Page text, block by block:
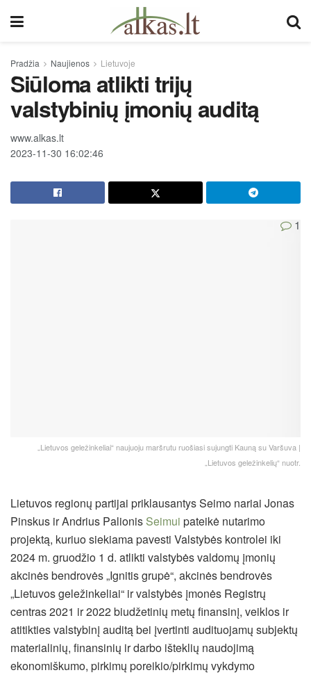
Pradžia Naujienos Lietuvoje
Siūloma atlikti trijų
valstybinių įmonių auditą
www.alkas.lt
2023-11-30 16:02:46
1
„Lietuvos geležinkeliai“ naujuoju maršrutu ruošiasi sujungti Kauną su Varšuva |
„Lietuvos geležinkelių“ nuotr.
Lietuvos regionų partijai priklausantys Seimo nariai Jonas
Pinskus ir Andrius Palionis Seimui pateikė nutarimo
projektą, kuriuo siekiama pavesti Valstybės kontrolei iki
2024 m. gruodžio 1 d. atlikti valstybės valdomų įmonių
akcinės bendrovės „Ignitis grupė“, akcinės bendrovės
„Lietuvos geležinkeliai“ ir valstybės įmonės Registrų
centras 2021 ir 2022 biudžetinių metų finansinį, veiklos ir
atitikties valstybinį auditą bei įvertinti audituojamų subjektų
materialinių, finansinių ir darbo išteklių naudojimą
ekonomiškumo, pirkimų poreikio/pirkimų vykdymo